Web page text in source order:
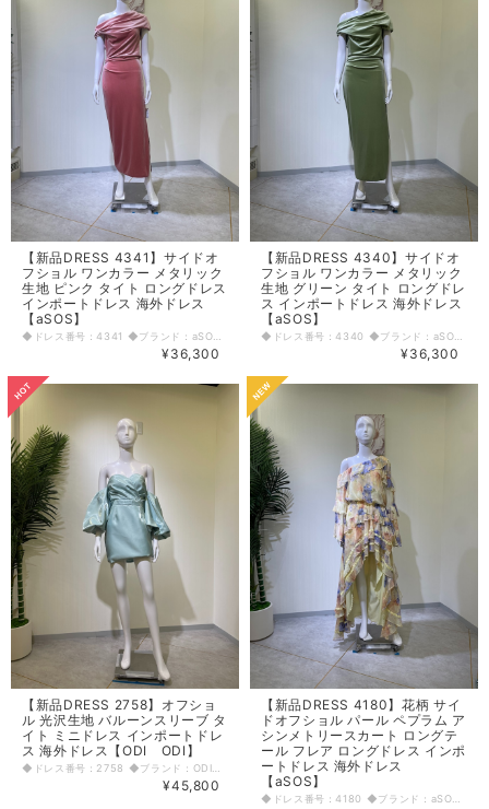
【新品DRESS 4341】サイドオ
フショル ワンカラー メタリック
生地 ピンク タイト ロングドレス
インポートドレス 海外ドレス
【aSOS】
◆ドレス番号：4341 ◆ブランド：aSOS ◆サイズ：S ◆カラー：ピンク ※平置きサイズ寸法 着丈：前中心123cm バスト：35cm ウエスト：27.5cm ヒップ： 40cm アームホール：右15cm 原産国：ルーマニア 素材：ポリエステル93%エラスタン7% 〈生地感〉 ＝＝＝＝＝＝＝＝＝＝＝＝＝＝＝＝ 伸縮性：有り 厚み：普通 裏地：無し 透け感：無し ＝＝＝＝＝＝＝＝＝＝＝＝＝＝＝＝ その他 着丈前中心の表裏地の境目123cm、左脇スリット46cm、ファスナー無し、かぶりドレス ◆マネキンサイズ 本体（H） 178cm バスト 78cm ウエスト 59cm ヒップ 87cm
¥36,300
【新品DRESS 4340】サイドオ
フショル ワンカラー メタリック
生地 グリーン タイト ロングドレ
ス インポートドレス 海外ドレス
【aSOS】
◆ドレス番号：4340 ◆ブランド：aSOS ◆サイズ：M ◆カラー：グリーン ※平置きサイズ寸法 着丈：125cm バスト：36.5cm ウエスト：31cm ヒップ： 43cm アームホール：右16cm 原産国：ルーマニア 素材：ポリエステル93%エラスタン7% 〈生地感〉 ＝＝＝＝＝＝＝＝＝＝＝＝＝＝＝＝ 伸縮性：有り 厚み：普通 裏地：無し 透け感：無し ＝＝＝＝＝＝＝＝＝＝＝＝＝＝＝＝ その他 着丈前中心の表裏地の境目中央、左脇スリット51cm、ファスナー無し ◆マネキンサイズ 本体（H） 178cm バスト 78cm ウエスト 59cm ヒップ 87cm
¥36,300
【新品DRESS 2758】オフショ
ル 光沢生地 バルーンスリーブ タ
イト ミニドレス インポートドレ
ス 海外ドレス【ODI ODI】
◆ドレス番号：2758 ◆ブランド：ODI ODI ◆サイズ：XS ◆カラー：パステルブルー、グリーン ※平置きサイズ寸法 着丈：64cm バスト：36cm ウエスト：33cm ヒップ： 40cm アームホール：袖腕側13cm 袖丈：32cm 原産国：中国 素材：ポリエステル100％ 〈生地感〉 ＝＝＝＝＝＝＝＝＝＝＝＝＝＝＝＝ 伸縮性： なし 厚み： 普通 裏地： あり 透け感： なし ＝＝＝＝＝＝＝＝＝＝＝＝＝＝＝＝ その他 背中ファスナー オフショルドレス ◆マネキンサイズ 本体（H） 178cm バスト 78cm ウエスト 59cm ヒップ 87cm
¥45,800
【新品DRESS 4180】花柄 サイ
ドオフショル パール ペプラム ア
シンメトリースカート ロングテ
ール フレア ロングドレス インポ
ートドレス 海外ドレス
【aSOS】
◆ドレス番号：4180 ◆ブランド：aSOS ◆サイズ：S ◆カラー：イエロー ※平置きサイズ寸法 着丈：前84cm後147〜148cm バスト：36〜38cm ウエスト：30.5〜30cm ヒップ： 53〜55cm アームホール：左74.5〜75cm 袖丈：左74.5〜75cm 原産国：インド 素材：ポリエステル100% 〈生地感〉 ＝＝＝＝＝＝＝＝＝＝＝＝＝＝＝＝ 伸縮性：無し 厚み：普通 裏地：有り 透け感：有り ＝＝＝＝＝＝＝＝＝＝＝＝＝＝＝＝ その他 着丈左NP〜後ろ147cm、ウエストゴム伸びる、ファスナーなし、かぶりドレス ◆マネキンサイズ 本体（H） 178cm バスト 78cm ウエスト 59cm ヒップ 87cm